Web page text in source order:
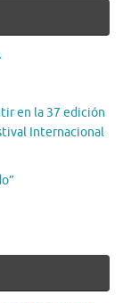
en la 37 edición
Internacional